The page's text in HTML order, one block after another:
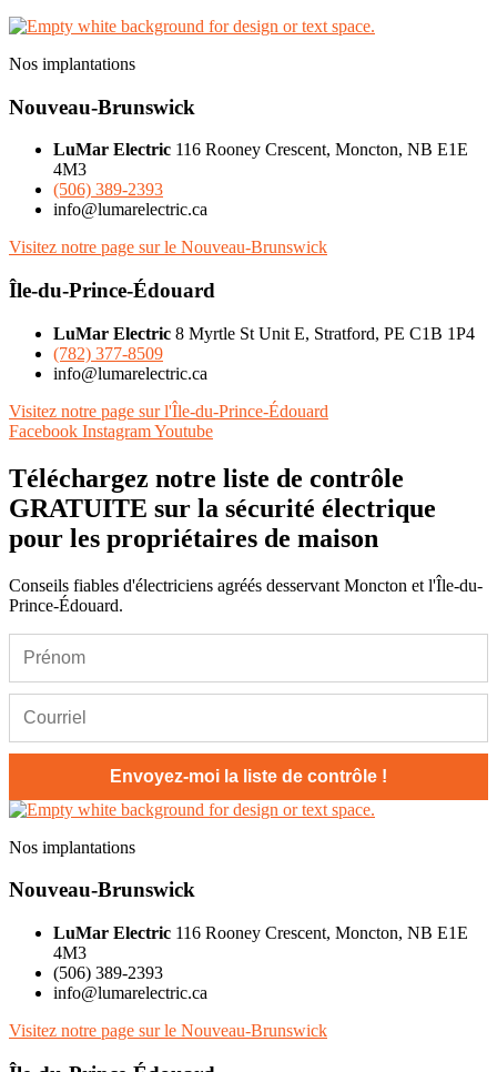
Nos implantations
Nouveau-Brunswick
LuMar Electric 116 Rooney Crescent, Moncton, NB E1E
4M3
(506) 389-2393
info@lumarelectric.ca
Visitez notre page sur le Nouveau-Brunswick
Île-du-Prince-Édouard
LuMar Electric 8 Myrtle St Unit E, Stratford, PE C1B 1P4
(782) 377-8509
info@lumarelectric.ca
Visitez notre page sur l'Île-du-Prince-Édouard
Facebook InstagramYoutube
Téléchargez notre liste de contrôle
GRATUITE sur la sécurité électrique
pour les propriétaires de maison
Conseils fiables d'électriciens agréés desservant Moncton et l'Île-du-
Prince-Édouard.
Nos implantations
Nouveau-Brunswick
LuMar Electric 116 Rooney Crescent, Moncton, NB E1E
4M3
(506) 389-2393
info@lumarelectric.ca
Visitez notre page sur le Nouveau-Brunswick